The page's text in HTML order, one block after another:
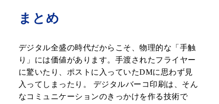
まとめ
デジタル全盛の時代だからこそ、物理的な「手触
り」には価値があります。手渡されたフライヤー
に驚いたり、ポストに入っていたDMに思わず見
入ってしまったり。 デジタルバーコ印刷は、そん
なコミュニケーションのきっかけを作る技術で